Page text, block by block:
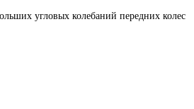
угловых колебаний передних колес